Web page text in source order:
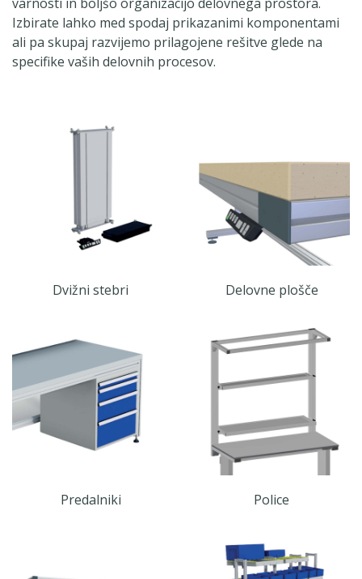
Izbirate lahko med spodaj prikazanimi komponentami
ali pa skupaj razvijemo prilagojene rešitve glede na
specifike vaših delovnih procesov.
Dvižni stebri Delovne plošče
Predalniki Police